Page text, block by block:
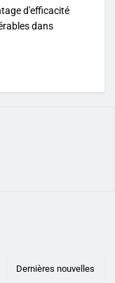
d'efficacité
dans
Dernières nouvelles